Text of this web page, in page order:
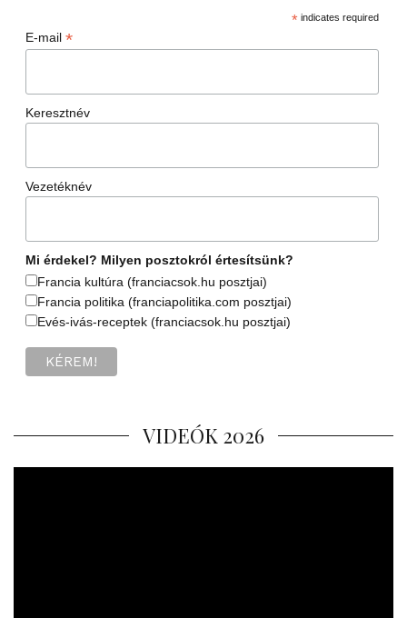
*indicates required
E-mail *
Keresztnév
Vezetéknév
Mi érdekel? Milyen posztokról értesítsünk?
Francia kultúra (franciacsok.hu posztjai)
Francia politika (franciapolitika.com posztjai)
Evés-ivás-receptek (franciacsok.hu posztjai)
VIDEÓK 2026